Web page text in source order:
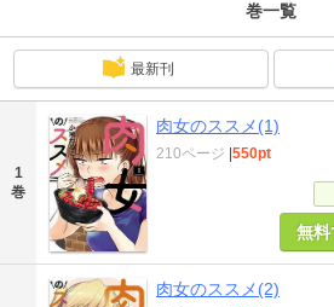
巻一覧
最新刊
1
巻
肉女のススメ(1)
210ページ 550pt
無料
肉女のススメ(2)